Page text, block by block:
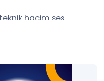
hacim ses
ses izolasyon şiltesi,